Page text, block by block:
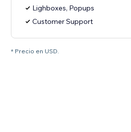
Lighboxes, Popups
Customer Support
* Precio en USD.